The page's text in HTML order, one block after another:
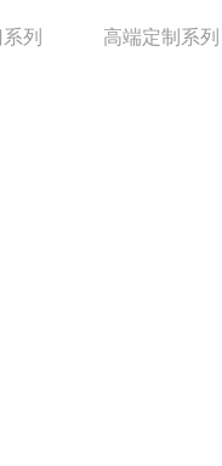
列 高端定制系列